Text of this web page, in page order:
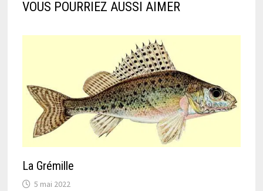
VOUS POURRIEZ AUSSI AIMER
La Grémille
5 mai 2022